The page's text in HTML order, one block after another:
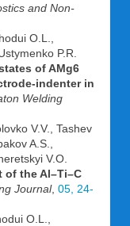
and Non-
O.L.,
P.R.
of AMg6
indenter in
Welding
V.V., Tashev
A.S.,
V.O.
of the Al–Ti–C
Journal, 05, 24-
O.L.,